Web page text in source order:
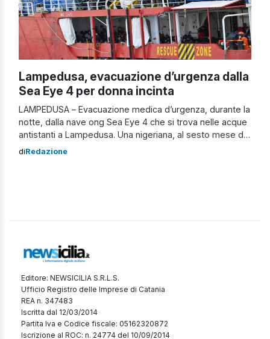
Lampedusa, evacuazione d’urgenza dalla
Sea Eye 4 per donna incinta
LAMPEDUSA – Evacuazione medica d’urgenza, durante la
notte, dalla nave ong Sea Eye 4 che si trova nelle acque
antistanti a Lampedusa. Una nigeriana, al sesto mese di
gravidanza, in condizioni critiche è stata trasbordata sulla
diRedazione
Editore: NEWSICILIA S.R.L.S.
Ufficio Registro delle Imprese di Catania
REA n. 347483
Iscritta dal 12/03/2014
Partita Iva e Codice fiscale: 05162320872
Iscrizione al ROC: n. 24774 del 10/09/2014